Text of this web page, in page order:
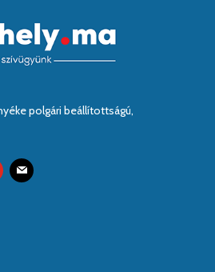
polgári beállítottságú,